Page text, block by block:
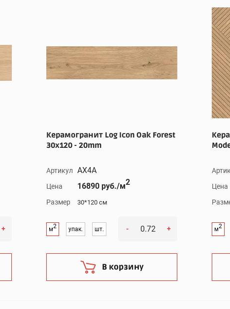
+
Керамогранит Log Icon Oak Forest
30x120 - 20mm
Артикул AX4A
Цена 16890 руб./м2
Размер 30*120 см
м2 упак. шт. - +
В корзину
Цена
м2